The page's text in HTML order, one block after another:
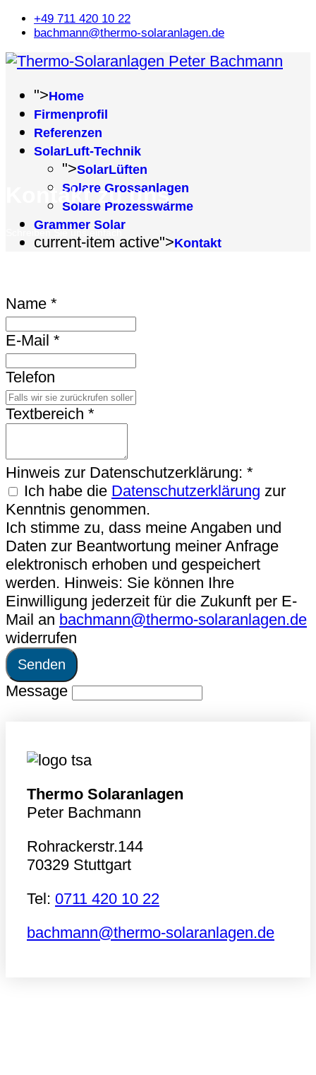
+49 711 420 10 22
bachmann@thermo-solaranlagen.de
">Home
Firmenprofil
Referenzen
SolarLuft-Technik
">SolarLüften
Solare Grossanlagen
Solare Prozesswärme
Grammer Solar
current-item active">Kontakt
Kontakt zu uns
Schreiben Sie uns einfach
Name *
E-Mail *
Telefon
Textbereich *
Hinweis zur Datenschutzerklärung: *
Ich habe die Datenschutzerklärung zur
Kenntnis genommen.
Ich stimme zu, dass meine Angaben und
Daten zur Beantwortung meiner Anfrage
elektronisch erhoben und gespeichert
werden. Hinweis: Sie können Ihre
Einwilligung jederzeit für die Zukunft per E-
Mail an bachmann@thermo-solaranlagen.de
widerrufen
Senden
Message
Thermo Solaranlagen
Peter Bachmann
Rohrackerstr.144
70329 Stuttgart
Tel: 0711 420 10 22
bachmann@thermo-solaranlagen.de